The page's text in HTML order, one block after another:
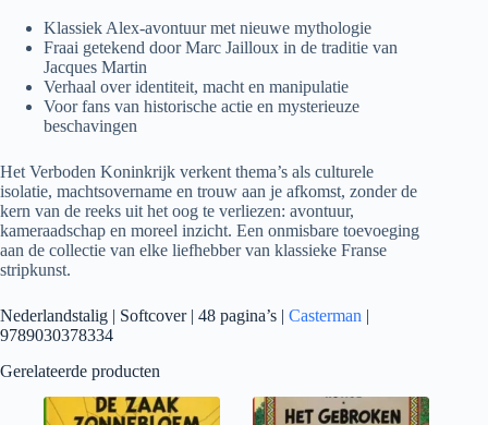
Klassiek Alex-avontuur met nieuwe mythologie
Fraai getekend door Marc Jailloux in de traditie van
Jacques Martin
Verhaal over identiteit, macht en manipulatie
Voor fans van historische actie en mysterieuze
beschavingen
Het Verboden Koninkrijk verkent thema’s als culturele
isolatie, machtsovername en trouw aan je afkomst, zonder de
kern van de reeks uit het oog te verliezen: avontuur,
kameraadschap en moreel inzicht. Een onmisbare toevoeging
aan de collectie van elke liefhebber van klassieke Franse
stripkunst.
Nederlandstalig | Softcover | 48 pagina’s | Casterman |
9789030378334
Gerelateerde producten